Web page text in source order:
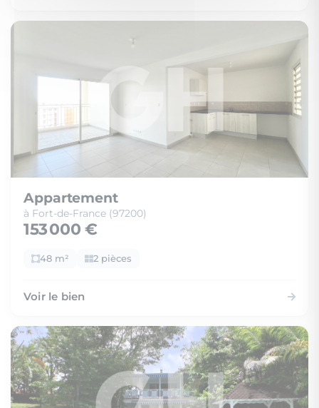
Appartement
à Fort-de-France (97200)
153 000 €
48 m² 2 pièces
Voir le bien